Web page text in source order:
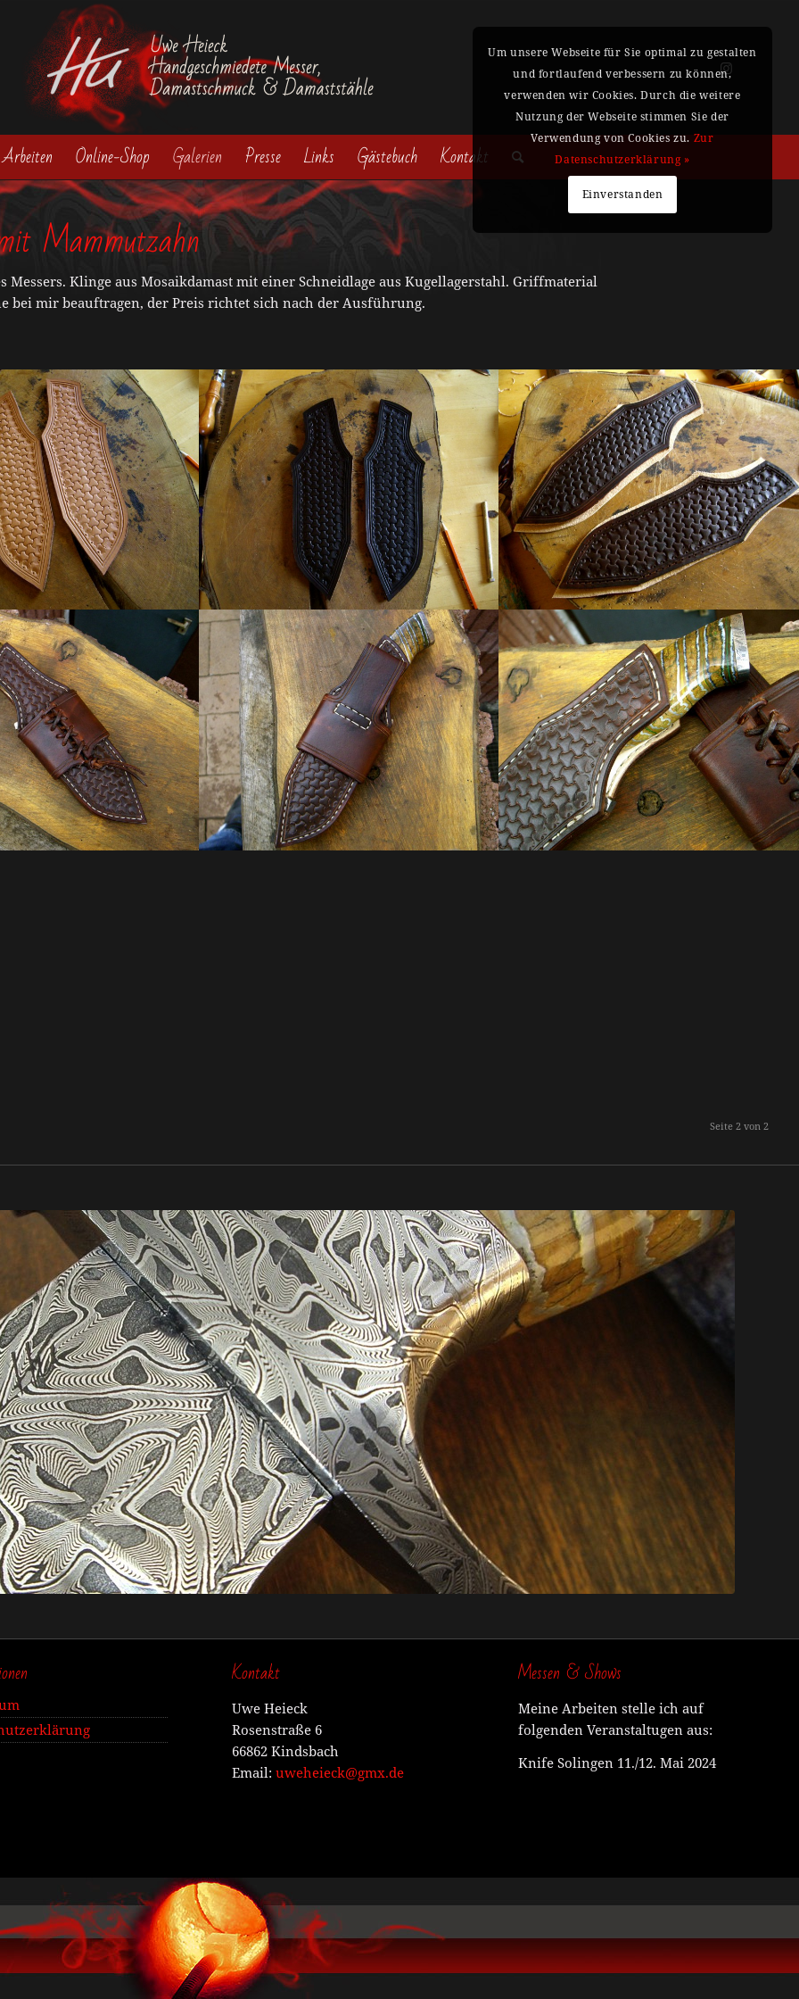
Arbeiten Online-Shop Galerien Presse Links Gästebuch Kontakt
Mammutzahn
Klinge aus Mosaikdamast mit einer Schneidlage aus Kugellagerstahl. Griffmaterial
bei mir beauftragen, der Preis richtet sich nach der Ausführung.
Seite 2 von 2
Kontakt
Uwe Heieck
Rosenstraße 6
66862 Kindsbach
Email:uweheieck@gmx.de
Messen & Shows
Meine Arbeiten stelle ich auf
folgenden Veranstaltugen aus:
Knife Solingen 11./12. Mai 2024
Um unsere Webseite für Sie optimal zu gestalten
und fortlaufend verbessern zu können,
verwenden wir Cookies. Durch die weitere
Nutzung der Webseite stimmen Sie der
Verwendung von Cookies zu. Zur
Datenschutzerklärung »
Einverstanden